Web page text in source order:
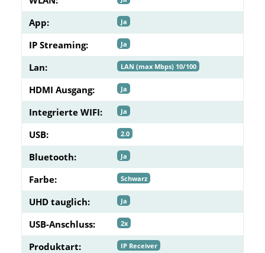
App: Ja
IP Streaming: Ja
Lan: LAN (max Mbps) 10/100
HDMI Ausgang: Ja
Integrierte WIFI: Ja
USB: 2.0
Bluetooth: Ja
Farbe: Schwarz
UHD tauglich: Ja
USB-Anschluss: 2x
Produktart: IP Receiver